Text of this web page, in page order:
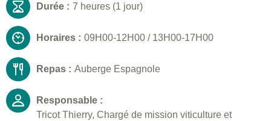
Durée : 7 heures (1 jour)
Horaires : 09H00-12H00 / 13H00-17H00
Repas : Auberge Espagnole
Responsable :
Tricot Thierry, Chargé de mission viticulture et